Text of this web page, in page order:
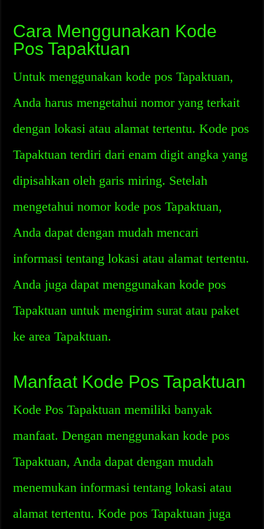
Cara Menggunakan Kode
Pos Tapaktuan
Untuk menggunakan kode pos Tapaktuan,
Anda harus mengetahui nomor yang terkait
dengan lokasi atau alamat tertentu. Kode pos
Tapaktuan terdiri dari enam digit angka yang
dipisahkan oleh garis miring. Setelah
mengetahui nomor kode pos Tapaktuan,
Anda dapat dengan mudah mencari
informasi tentang lokasi atau alamat tertentu.
Anda juga dapat menggunakan kode pos
Tapaktuan untuk mengirim surat atau paket
ke area Tapaktuan.
Manfaat Kode Pos Tapaktuan
Kode Pos Tapaktuan memiliki banyak
manfaat. Dengan menggunakan kode pos
Tapaktuan, Anda dapat dengan mudah
menemukan informasi tentang lokasi atau
alamat tertentu. Kode pos Tapaktuan juga